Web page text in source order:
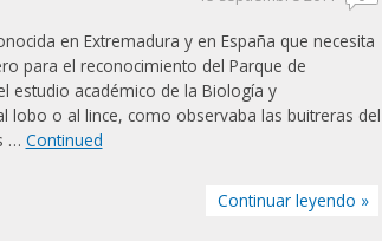
en Extremadura y en España que necesita
para el reconocimiento del Parque de
estudio académico de la Biología y
lobo o al lince, como observaba las buitreras del
… Continued
Continuar leyendo »